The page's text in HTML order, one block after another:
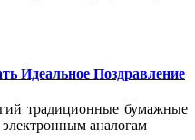
Идеальное Поздравление
традиционные бумажные
аналогам